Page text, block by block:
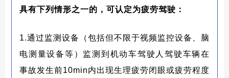
具有下列情形之一的，可认定为疲劳驾驶：
1.通过监测设备（包括但不限于视频监控设备、脑
电测量设备等）监测到机动车驾驶人驾驶车辆在
事故发生前10min内出现生理疲劳闭眼或疲劳程度